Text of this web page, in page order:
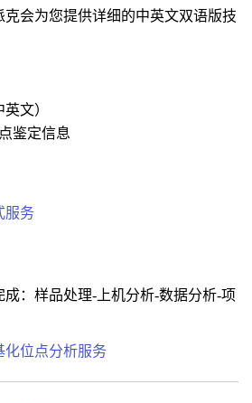
会为您提供详细的中英文双语版技
文）
鉴定信息
服务
：样品处理-上机分析-数据分析-项
化位点分析服务